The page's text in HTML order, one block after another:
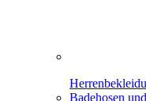
Badehosen